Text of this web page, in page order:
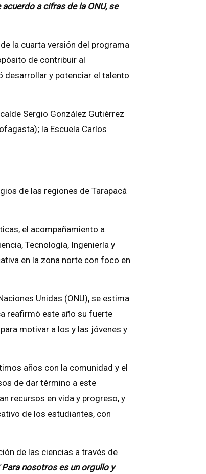
a cifras de la ONU, se
la cuarta versión del programa
de contribuir al
desarrollar y potenciar el talento
Sergio González Gutiérrez
la Escuela Carlos
de las regiones de Tarapacá
el acompañamiento a
Tecnología, Ingeniería y
en la zona norte con foco en
Unidas (ONU), se estima
reafirmó este año su fuerte
motivar a los y las jóvenes y
años con la comunidad y el
de dar término a este
recursos en vida y progreso, y
de los estudiantes, con
de las ciencias a través de
Para nosotros es un orgullo y